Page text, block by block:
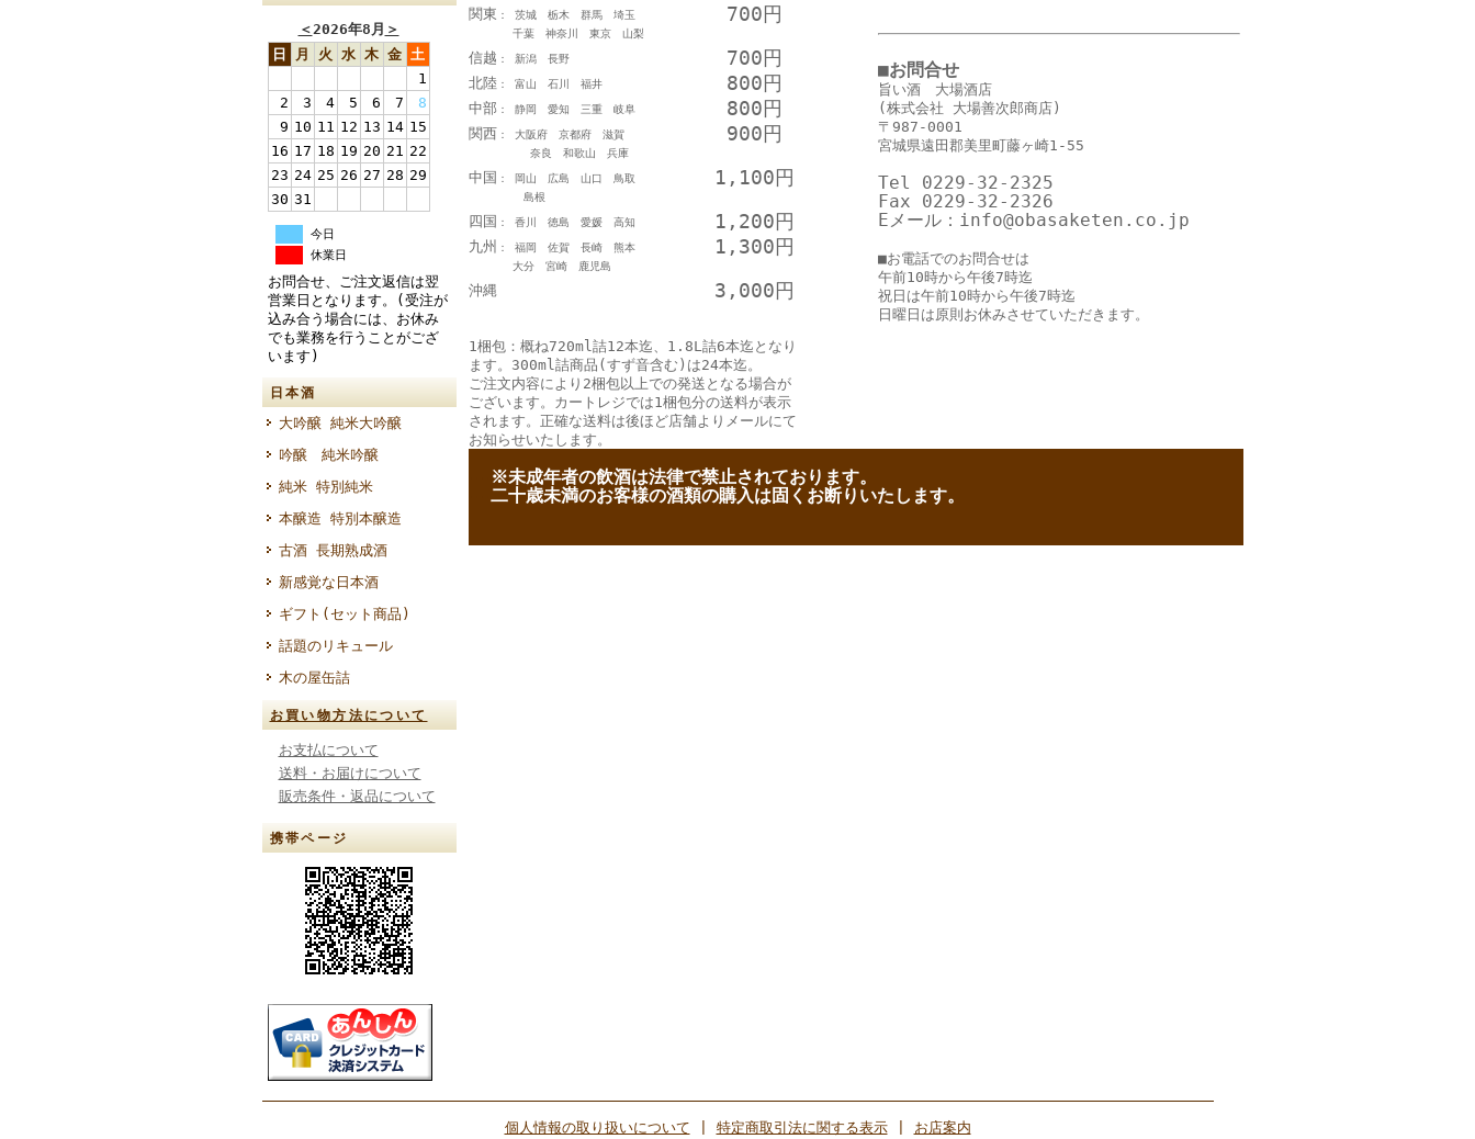
＜2026年8月 ＞
日
月 火 水 木 金 土
1
2
3 4 5 6 7
8
9 10 11 12 13 14 15
16 17 18 19 20 21 22
23 24 25 26 27 28 29
30 31
今日
休業日
お問合せ、ご注文返信は翌
営業日となります。(受注が
込み合う場合には、お休み
でも業務を行うことがござ
います)
日本酒
大吟醸 純米大吟醸
吟醸 純米吟醸
純米 特別純米
本醸造 特別本醸造
古酒 長期熟成酒
新感覚な日本酒
ギフト(セット商品)
話題のリキュール
木の屋缶詰
お買い物方法について
お支払について
送料・お届けについて
販売条件・返品について
携帯ページ
関東 ： 茨城 栃木 群馬 埼玉
千葉 神奈川 東京 山梨
700円
信越 ： 新潟 長野 700円
北陸： 富山 石川 福井 800円
中部： 静岡 愛知 三重 岐阜 800円
関西 ： 大阪府 京都府 滋賀
奈良 和歌山 兵庫
900円
中国 ： 岡山 広島 山口 鳥取
島根
1,100円
四国 ： 香川 徳島 愛媛 高知 1,200円
九州 ： 福岡 佐賀 長崎 熊本
大分 宮崎 鹿児島
1,300円
沖縄 3,000円
1梱包：概ね720ml詰12本迄、1.8L詰6本迄となり
ます。300ml詰商品(すず音含む)は24本迄。
ご注文内容により2梱包以上での発送となる場合が
ございます。カートレジでは1梱包分の送料が表示
されます。正確な送料は後ほど店舗よりメールにて
お知らせいたします。
■お問合せ
旨い酒 大場酒店
(株式会社 大場善次郎商店)
〒987-0001
宮城県遠田郡美里町藤ヶ崎1-55
Tel 0229-32-2325
Fax 0229-32-2326
Eメール：info@obasaketen.co.jp
■お電話でのお問合せは
午前10時から午後7時迄
祝日は午前10時から午後7時迄
日曜日は原則お休みさせていただきます。
※未成年者の飲酒は法律で禁止されております。
二十歳未満のお客様の酒類の購入は固くお断りいたします。
個人情報の取り扱いについて 特定商取引法に関する表示| お店案内